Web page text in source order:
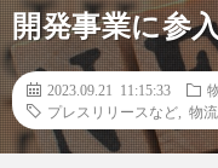
開発事業に参
2023.09.21 11:15:33
プレスリリースなど
物